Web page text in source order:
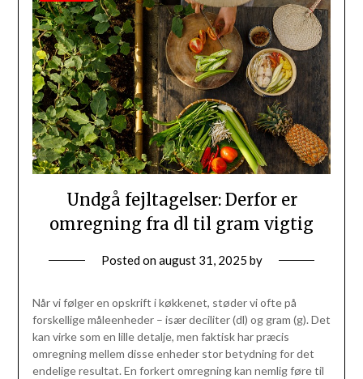
Undgå fejltagelser: Derfor er
omregning fra dl til gram vigtig
Posted onaugust 31, 2025 by
Når vi følger en opskrift i køkkenet, støder vi ofte på
forskellige måleenheder – især deciliter (dl) og gram (g). Det
kan virke som en lille detalje, men faktisk har præcis
omregning mellem disse enheder stor betydning for det
endelige resultat. En forkert omregning kan nemlig føre til